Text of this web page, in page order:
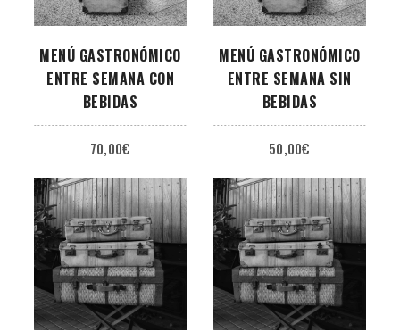
MENÚ GASTRONÓMICO
ENTRE SEMANA CON
BEBIDAS
70,00€
MENÚ GASTRONÓMICO
ENTRE SEMANA SIN
BEBIDAS
50,00€